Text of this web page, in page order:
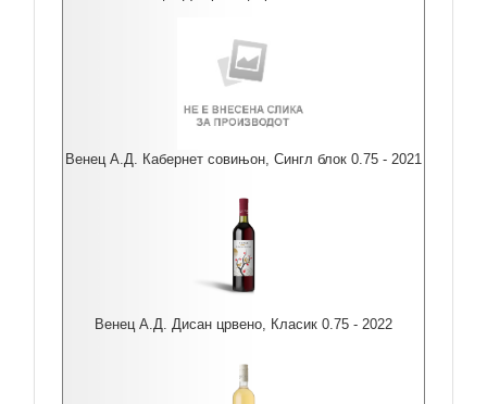
Венец А.Д. Кабернет совињон, Сингл блок 0.75 - 2021
Венец А.Д. Дисан црвено, Класик 0.75 - 2022